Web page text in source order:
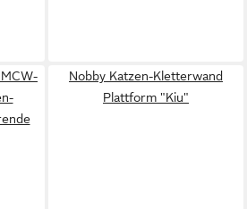
Nobby Katzen-Kletterwand
Plattform "Kiu"